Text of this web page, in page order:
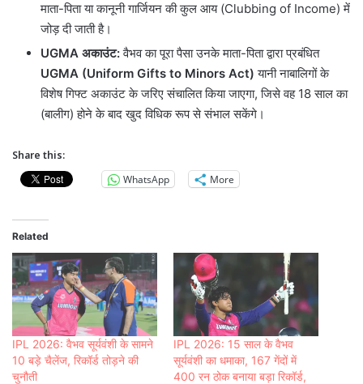
माता-पिता या कानूनी गार्जियन की कुल आय (Clubbing of Income) में
जोड़ दी जाती है।
UGMA अकाउंट:वैभव का पूरा पैसा उनके माता-पिता द्वारा प्रबंधित
UGMA (Uniform Gifts to Minors Act) यानी नाबालिगों के
विशेष गिफ्ट अकाउंट के जरिए संचालित किया जाएगा, जिसे वह 18 साल का
(बालीग) होने के बाद खुद विधिक रूप से संभाल सकेंगे।
Share this:
WhatsApp
More
Related
IPL 2026: वैभव सूर्यवंशी के सामने
10 बड़े चैलेंज, रिकॉर्ड तोड़ने की
चुनौती
IPL 2026: 15 साल के वैभव
सूर्यवंशी का धमाका, 167 गेंदों में
400 रन ठोक बनाया बड़ा रिकॉर्ड,